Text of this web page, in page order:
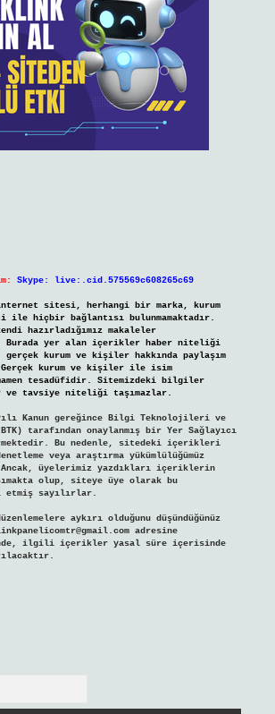
Skype: live:.cid.575569c608265c69
sitesi, herhangi bir marka, kurum
ile hiçbir bağlantısı bulunmamaktadır.
hazırladığımız makaleler
Burada yer alan içerikler haber niteliği
gerçek kurum ve kişiler hakkında paylaşım
Gerçek kurum ve kişiler ile isim
tesadüfidir. Sitemizdeki bilgiler
ve tavsiye niteliği taşımazlar.
Kanun gereğince Bilgi Teknolojileri ve
tarafından onaylanmış bir Yer Sağlayıcı
Bu nedenle, sitedeki içerikleri
veya araştırma yükümlülüğümüz
Ancak, üyelerimiz yazdıkları içeriklerin
olup, siteye üye olarak bu
etmiş sayılırlar.
aykırı olduğunu düşündüğünüz
adresine
ilgili içerikler yasal süre içerisinde